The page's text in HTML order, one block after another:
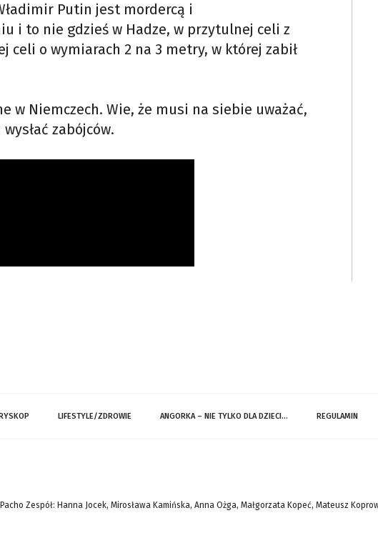
Putin jest mordercą i
i to nie gdzieś w Hadze, w przytulnej celi z
celi o wymiarach 2 na 3 metry, w której zabił
w Niemczech. Wie, że musi na siebie uważać,
zabójców.
LIFESTYLE/ZDROWIE ANGORKA – NIE TYLKO DLA DZIECI… REGULAMIN
Zespół: Hanna Jocek, Mirosława Kamińska, Anna Ożga, Małgorzata Kopeć, Mateusz